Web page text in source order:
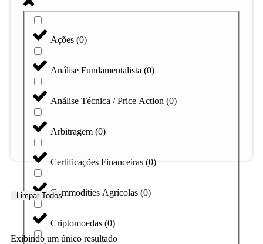
Ações (0)
Análise Fundamentalista (0)
Análise Técnica / Price Action (0)
Arbitragem (0)
Certificações Financeiras (0)
Commodities Agrícolas (0)
Criptomoedas (0)
Limpar Todos
Exibindo um único resultado